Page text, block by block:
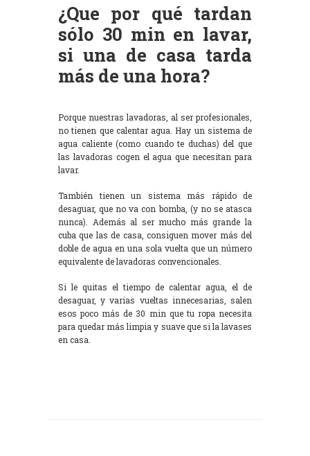
¿Que por qué tardan
sólo 30 min en lavar,
si una de casa tarda
más de una hora?
Porque nuestras lavadoras, al ser profesionales,
no tienen que calentar agua. Hay un sistema de
agua caliente (como cuando te duchas) del que
las lavadoras cogen el agua que necesitan para
lavar.
También tienen un sistema más rápido de
desaguar, que no va con bomba, (y no se atasca
nunca). Además al ser mucho más grande la
cuba que las de casa, consiguen mover más del
doble de agua en una sola vuelta que un número
equivalente de lavadoras convencionales.
Si le quitas el tiempo de calentar agua, el de
desaguar, y varias vueltas innecesarias, salen
esos poco más de 30 min que tu ropa necesita
para quedar más limpia y suave que si la lavases
en casa.